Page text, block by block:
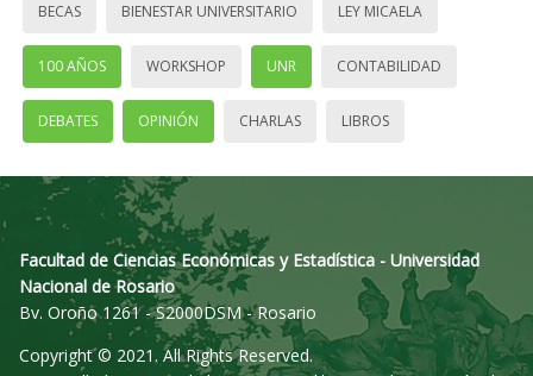
BECAS BIENESTAR UNIVERSITARIO LEY MICAELA
100 AÑOS WORKSHOP UNR CONTABILIDAD
DEBATES OPINIÓN CHARLAS LIBROS
Facultad de Ciencias Económicas y Estadística - Universidad
Nacional de Rosario
Bv. Oroño 1261 - S2000DSM - Rosario
Copyright © 2021. All Rights Reserved.